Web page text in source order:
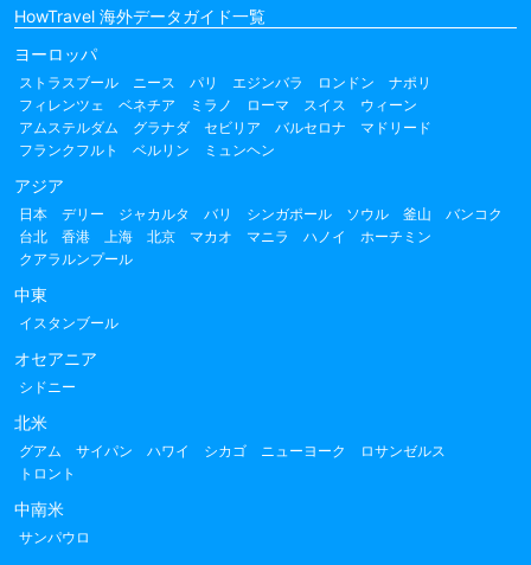
HowTravel 海外データガイド一覧
ヨーロッパ
ストラスブール ニース パリ エジンバラ ロンドン
ナポリ
フィレンツェ
ベネチア ミラノ ローマ スイス
ウィーン
アムステルダム
グラナダ セビリア バルセロナ
マドリード
フランクフルト
ベルリン ミュンヘン
アジア
日本 デリー ジャカルタ バリ シンガポール ソウル 釜山
バンコク
台北
香港 上海 北京 マカオ マニラ ハノイ
ホーチミン
クアラルンプール
中東
イスタンブール
オセアニア
シドニー
北米
グアム サイパン ハワイ シカゴ ニューヨーク
ロサンゼルス
トロント
中南米
サンパウロ